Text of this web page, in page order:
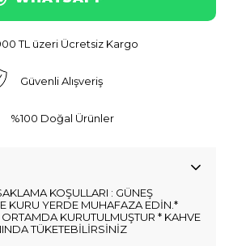
TL üzeri Ücretsiz Kargo
Güvenli Alışveriş
%100 Doğal Ürünler
KOŞULLARI : GÜNEŞ
KURU YERDE MUHAFAZA EDİN.*
KURUTULMUŞTUR * KAHVE
TÜKETEBİLİRSİNİZ